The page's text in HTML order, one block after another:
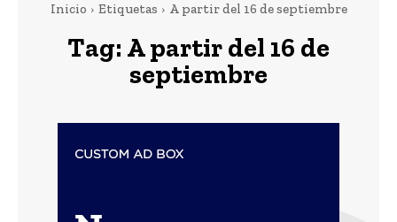
Inicio Etiquetas A partir del 16 de septiembre
Tag: A partir del 16 de
septiembre